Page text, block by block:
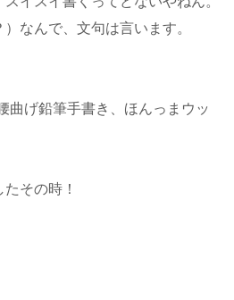
）なんで、文句は言います。
曲げ鉛筆手書き、ほんっまウッ
その時！